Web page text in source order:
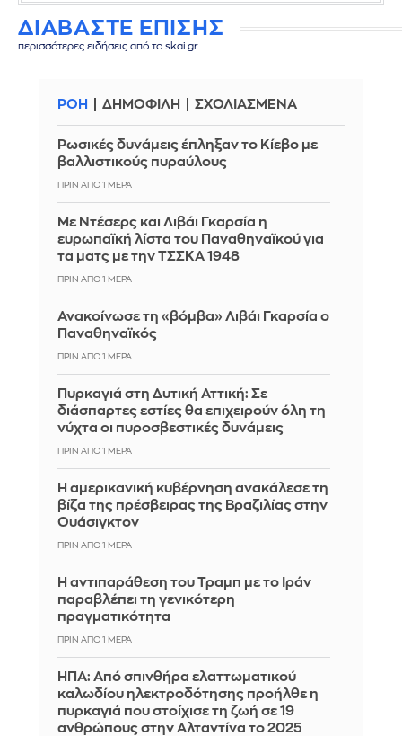
ΔΙΑΒΑΣΤΕ ΕΠΙΣΗΣ
περισσότερες ειδήσεις από το skai.gr
ΡΟΗ ΔΗΜΟΦΙΛΗ ΣΧΟΛΙΑΣΜΕΝΑ
Ρωσικές δυνάμεις έπληξαν το Κίεβο με
βαλλιστικούς πυραύλους
ΠΡΙΝ ΑΠΌ 1 ΜΈΡΑ
Με Ντέσερς και Λιβάι Γκαρσία η
ευρωπαϊκή λίστα του Παναθηναϊκού για
τα ματς με την ΤΣΣΚΑ 1948
ΠΡΙΝ ΑΠΌ 1 ΜΈΡΑ
Ανακοίνωσε τη «βόμβα» Λιβάι Γκαρσία ο
Παναθηναϊκός
ΠΡΙΝ ΑΠΌ 1 ΜΈΡΑ
Πυρκαγιά στη Δυτική Αττική: Σε
διάσπαρτες εστίες θα επιχειρούν όλη τη
νύχτα οι πυροσβεστικές δυνάμεις
ΠΡΙΝ ΑΠΌ 1 ΜΈΡΑ
Η αμερικανική κυβέρνηση ανακάλεσε τη
βίζα της πρέσβειρας της Βραζιλίας στην
Ουάσιγκτον
ΠΡΙΝ ΑΠΌ 1 ΜΈΡΑ
Η αντιπαράθεση του Τραμπ με το Ιράν
παραβλέπει τη γενικότερη
πραγματικότητα
ΠΡΙΝ ΑΠΌ 1 ΜΈΡΑ
ΗΠΑ: Από σπινθήρα ελαττωματικού
καλωδίου ηλεκτροδότησης προήλθε η
πυρκαγιά που στοίχισε τη ζωή σε 19
ανθρώπους στην Αλταντίνα το 2025